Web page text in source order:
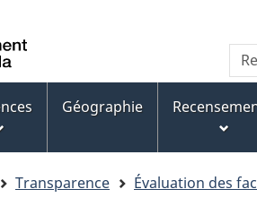
au
au
pied
de
page
Géographie
Transparence Évaluation des